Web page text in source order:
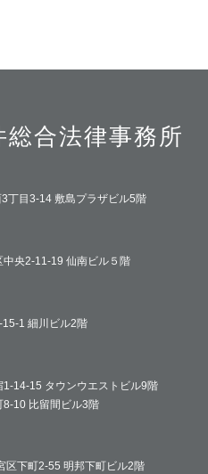
合法律事務所
丁目3-14 敷島プラザビル5階
央2-11-19 仙南ビル５階
1 細川ビル2階
14-15 タウンウエストビル9階
10 比留間ビル3階
区下町2-55 明邦下町ビル2階